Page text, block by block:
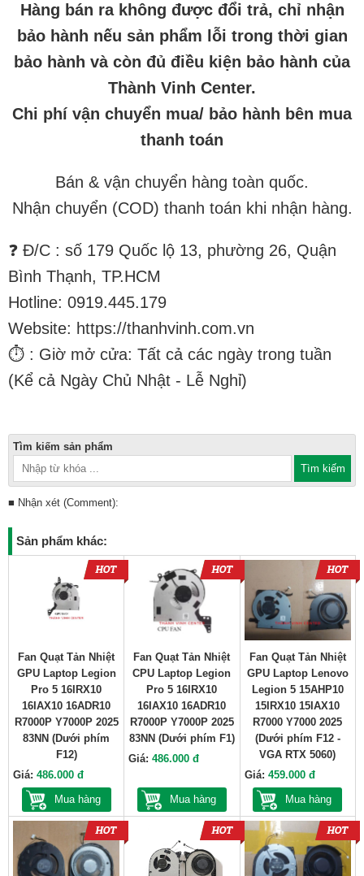
Hàng bán ra không được đổi trả, chỉ nhận
bảo hành nếu sản phẩm lỗi trong thời gian
bảo hành và còn đủ điều kiện bảo hành của
Thành Vinh Center.
Chi phí vận chuyển mua/ bảo hành bên mua
thanh toán
Bán & vận chuyển hàng toàn quốc.
Nhận chuyển (COD) thanh toán khi nhận hàng.
❓ Đ/C : số 179 Quốc lộ 13, phường 26, Quận
Bình Thạnh, TP.HCM
Hotline: 0919.445.179
Website: https://thanhvinh.com.vn
⏱ : Giờ mở cửa: Tất cả các ngày trong tuần
(Kể cả Ngày Chủ Nhật - Lễ Nghỉ)
Tìm kiếm sản phẩm
■ Nhận xét (Comment):
Sản phẩm khác:
Fan Quạt Tản Nhiệt
GPU Laptop Legion
Pro 5 16IRX10
16IAX10 16ADR10
R7000P Y7000P 2025
83NN (Dưới phím
F12)
Giá: 486.000 đ
Mua hàng
Fan Quạt Tản Nhiệt
CPU Laptop Legion
Pro 5 16IRX10
16IAX10 16ADR10
R7000P Y7000P 2025
83NN (Dưới phím F1)
Giá:486.000 đ
Mua hàng
Fan Quạt Tản Nhiệt
GPU Laptop Lenovo
Legion 5 15AHP10
15IRX10 15IAX10
R7000 Y7000 2025
(Dưới phím F12 -
VGA RTX 5060)
Giá: 459.000 đ
Mua hàng